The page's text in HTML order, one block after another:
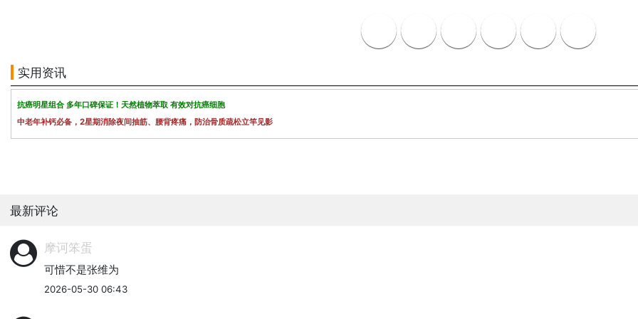
实用资讯
抗癌明星组合 多年口碑保证！天然植物萃取 有效对抗癌细胞
中老年补钙必备，2星期消除夜间抽筋、腰背疼痛，防治骨质疏松立竿见影
最新评论
摩诃笨蛋
可惜不是张维为
2026-05-30 06:43